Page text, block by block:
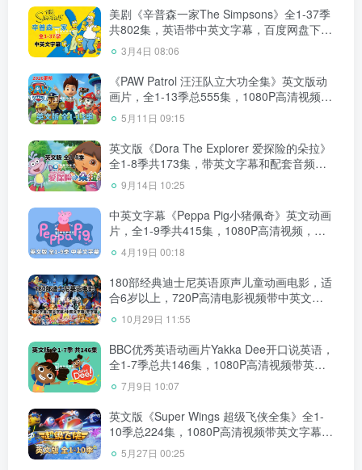
美剧《辛普森一家The Simpsons》全1-37季
共802集，英语带中英文字幕，百度网盘下
载！
3月4日 08:06
《PAW Patrol 汪汪队立大功全集》英文版动
画片，全1-13季总555集，1080P高清视频带
英文字幕，带配套音频MP3，百度网盘下
载！
5月11日 09:15
英文版《Dora The Explorer 爱探险的朵拉》
全1-8季共173集，带英文字幕和配套音频
MP3，百度网盘下载！
9月14日 10:25
中英文字幕《Peppa Pig小猪佩奇》英文动画
片，全1-9季共415集，1080P高清视频，带
配套音频MP3，百度网盘下载！
4月19日 00:18
180部经典迪士尼英语原声儿童动画电影，适
合6岁以上，720P高清电影视频带中英文字
幕，百度网盘下载！
10月29日 11:55
BBC优秀英语动画片Yakka Dee开口说英语，
全1-7季总共146集，1080P高清视频带英文
字幕，百度网盘下载！
7月9日 10:07
英文版《Super Wings 超级飞侠全集》全1-
10季总224集，1080P高清视频带英文字幕，
带配套音频MP3，百度网盘下载！
5月27日 00:25